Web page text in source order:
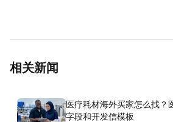
相关新闻
医疗耗材海外买家怎么找？
字段和开发信模板